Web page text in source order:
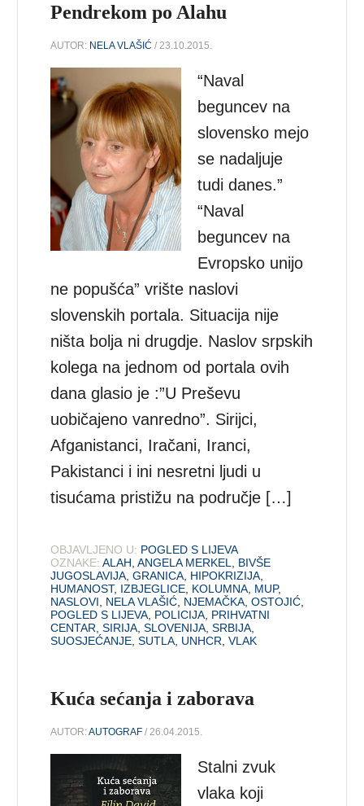
Pendrekom po Alahu
AUTOR: NELA VLAŠIĆ / 23.10.2015.
“Naval
beguncev na
slovensko mejo
se nadaljuje
tudi danes.”
“Naval
beguncev na
Evropsko unijo
ne popušća” vrište naslovi
slovenskih portala. Situacija nije
ništa bolja ni drugdje. Naslov srpskih
kolega na jednom od portala ovih
dana glasio je :”U Preševu
uobičajeno vanredno”. Sirijci,
Afganistanci, Iračani, Iranci,
Pakistanci i ini nesretni ljudi u
tisućama pristižu na područje […]
OBJAVLJENO U: POGLED S LIJEVA
OZNAKE: ALAH ,ANGELA MERKEL
BIVŠE
JUGOSLAVIJA ,GRANICA HIPOKRIZIJA
HUMANOST, IZBJEGLICE KOLUMNA MUP,
NASLOVI
NELA VLAŠIĆ NJEMAČKA ,OSTOJIĆ
POGLED S LIJEVA POLICIJA PRIHVATNI
CENTAR ,SIRIJA ,SLOVENIJA ,SRBIJA
SUOSJEĆANJE ,SUTLA UNHCR ,VLAK
Kuća sećanja i zaborava
AUTOR:AUTOGRAF / 26.04.2015.
Stalni zvuk
vlaka koji